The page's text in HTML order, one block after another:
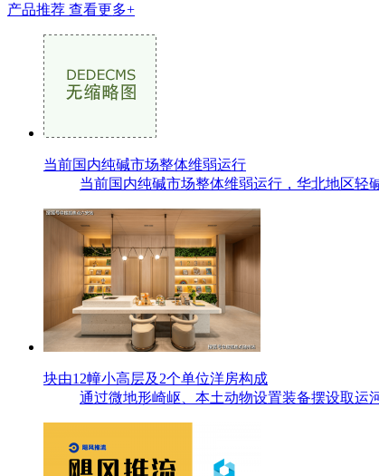
产品推荐 查看更多+
当前国内纯碱市场整体维弱运行
当前国内纯碱市场整体维弱运行，华北地区轻
块由12幢小高层及2个单位洋房构成
通过微地形崎岖、本土动物设置装备摆设取运